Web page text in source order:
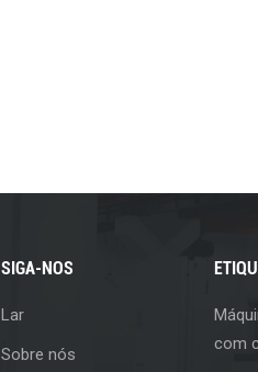
SIGA-NOS
Lar
Sobre nós
com